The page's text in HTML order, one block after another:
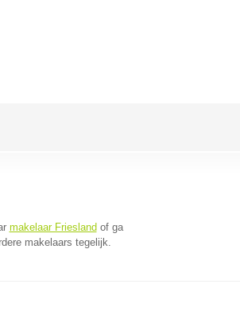
makelaar Friesland of ga
makelaars tegelijk.